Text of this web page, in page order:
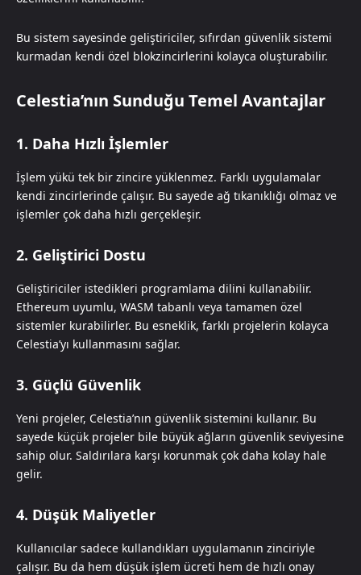
Bu sistem sayesinde geliştiriciler, sıfırdan güvenlik sistemi
kurmadan kendi özel blokzincirlerini kolayca oluşturabilir.
Celestia’nın Sunduğu Temel Avantajlar
1. Daha Hızlı İşlemler
İşlem yükü tek bir zincire yüklenmez. Farklı uygulamalar
kendi zincirlerinde çalışır. Bu sayede ağ tıkanıklığı olmaz ve
işlemler çok daha hızlı gerçekleşir.
2. Geliştirici Dostu
Geliştiriciler istedikleri programlama dilini kullanabilir.
Ethereum uyumlu, WASM tabanlı veya tamamen özel
sistemler kurabilirler. Bu esneklik, farklı projelerin kolayca
Celestia’yı kullanmasını sağlar.
3. Güçlü Güvenlik
Yeni projeler, Celestia’nın güvenlik sistemini kullanır. Bu
sayede küçük projeler bile büyük ağların güvenlik seviyesine
sahip olur. Saldırılara karşı korunmak çok daha kolay hale
gelir.
4. Düşük Maliyetler
Kullanıcılar sadece kullandıkları uygulamanın zinciriyle
çalışır. Bu da hem düşük işlem ücreti hem de hızlı onay